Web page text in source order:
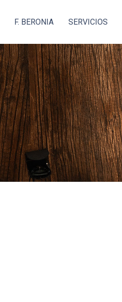
F. BERONIA SERVICIOS